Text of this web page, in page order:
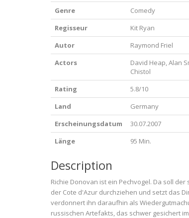
Genre
Comedy
Regisseur
Kit Ryan
Autor
Raymond Friel
Actors
David Heap, Alan
Chistol
Rating
5.8/10
Land
Germany
Erscheinungsdatum
30.07.2007
Länge
95 Min.
Description
Richie Donovan ist ein Pechvogel. Da soll
der Cote d'Azur durchziehen und setzt das
verdonnert ihn daraufhin als
russischen Artefakts, das schwer gesichert